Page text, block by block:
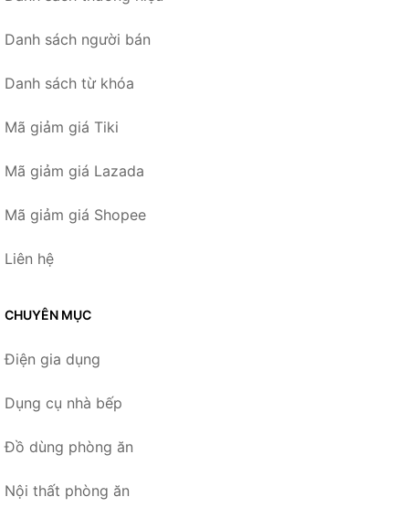
Danh sách người bán
Danh sách từ khóa
Mã giảm giá Tiki
Mã giảm giá Lazada
Mã giảm giá Shopee
Liên hệ
CHUYÊN MỤC
Điện gia dụng
Dụng cụ nhà bếp
Đồ dùng phòng ăn
Nội thất phòng ăn